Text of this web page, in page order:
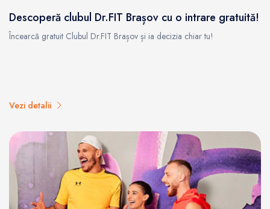
Descoperă clubul Dr.FIT Brașov cu o intrare gratuită!
Încearcă gratuit Clubul Dr.FIT Brașov și ia decizia chiar tu!
Vezi detalii